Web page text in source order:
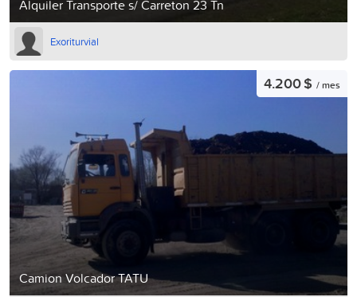
Alquiler Transporte s/ Carreton 23 Tn
Exoriturvial
Camion Volcador TATU
4.200 $ / mes